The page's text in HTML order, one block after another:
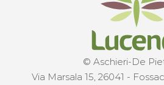
© Aschieri-De
Via Marsala 15, 26041 -